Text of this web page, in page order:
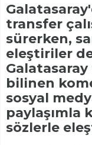
transfer
sürerken,
eleştiriler
bilinen
sosyal
paylaşımla
sözlerle